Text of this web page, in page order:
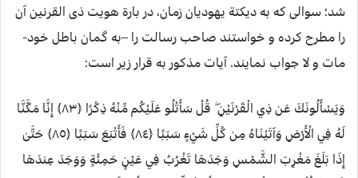
شد؛ سوالی که به دیکتة یهودیان زمان، در بارة هویت ذی القرنین آن
را مطرح کرده و خواستند صاحب رسالت را –به گمان باطل خود-
مات و لا جواب نمایند. آیات مذکور به قرار زیر است:
وَيَسْأَلُونَكَ عَن ذِي الْقَرْنَيْنِ ۖ قُلْ سَأَتْلُو عَلَيْكُم مِّنْهُ ذِكْرًا ﴿٨٣﴾ إِنَّا مَكَّنَّا
لَهُ فِي الْأَرْضِ وَآتَيْنَاهُ مِن كُلِّ شَيْءٍ سَبَبًا ﴿٨٤﴾ فَأَتْبَعَ سَبَبًا ﴿٨٥﴾ حَتَّىٰ
إِذَا بَلَغَ مَغْرِبَ الشَّمْسِ وَجَدَهَا تَغْرُبُ فِي عَيْنٍ حَمِئَةٍ وَوَجَدَ عِندَهَا